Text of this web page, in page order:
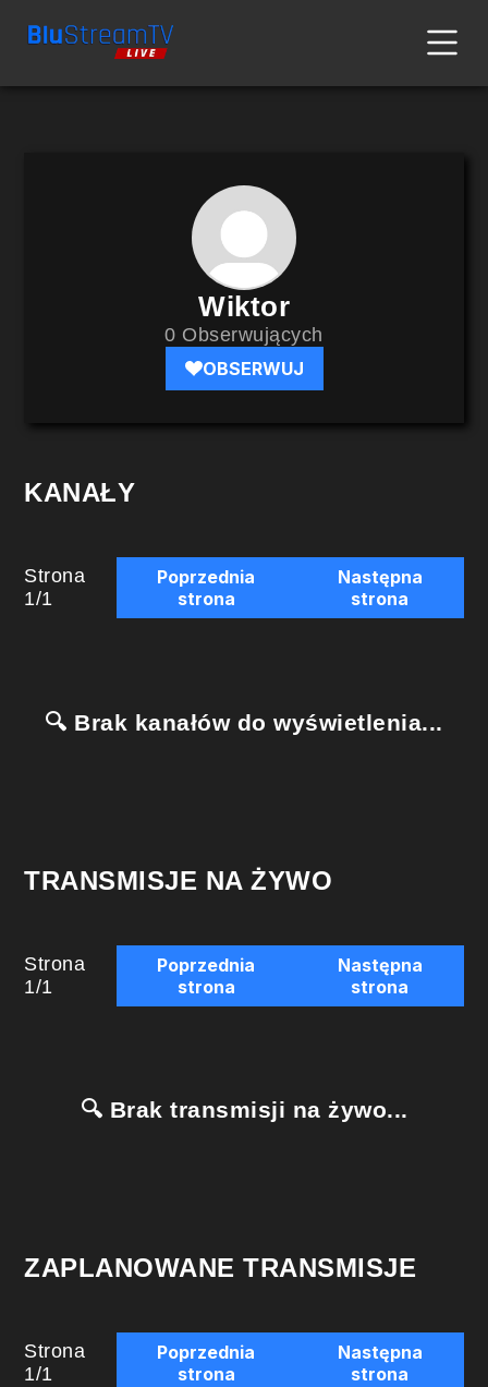
Wiktor
0 Obserwujących
OBSERWUJ
KANAŁY
Strona
1/1
Poprzednia
strona
Następna
strona
🔍 Brak kanałów do wyświetlenia...
TRANSMISJE NA ŻYWO
Strona
1/1
Poprzednia
strona
Następna
strona
🔍 Brak transmisji na żywo...
ZAPLANOWANE TRANSMISJE
Strona
1/1
Poprzednia
strona
Następna
strona